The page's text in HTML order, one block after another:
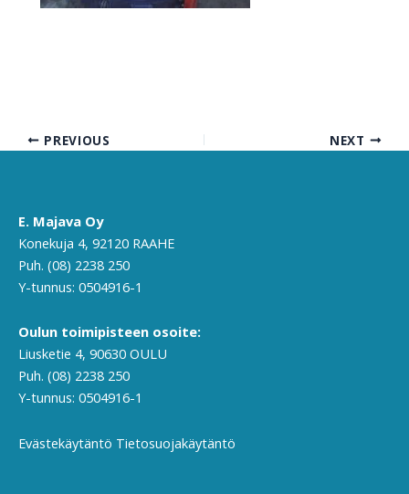
PREVIOUS NEXT
E. Majava Oy
Konekuja 4, 92120 RAAHE
Puh. (08) 2238 250
Y-tunnus: 0504916-1
Oulun toimipisteen osoite:
Liusketie 4, 90630 OULU
Puh. (08) 2238 250
Y-tunnus: 0504916-1
Evästekäytäntö Tietosuojakäytäntö